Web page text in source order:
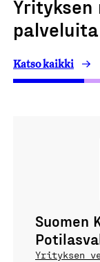
palveluita
Katso kaikki
Suomen
Yrityksen